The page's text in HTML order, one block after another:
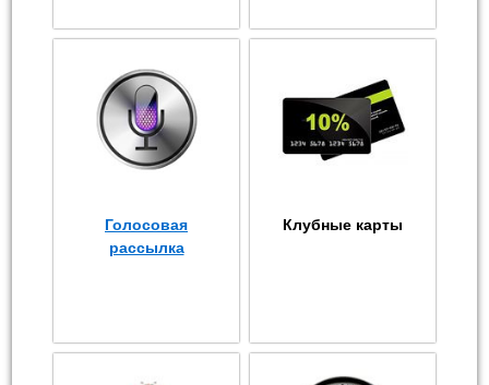
Голосовая
рассылка
Клубные карты